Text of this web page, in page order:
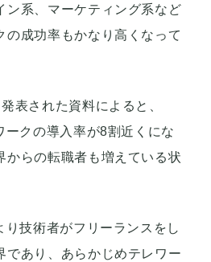
ン系、マーケティング系など
の成功率もかなり高くなって
表された資料によると、
ークの導入率が8割近くにな
からの転職者も増えている状
り技術者がフリーランスをし
であり、あらかじめテレワー